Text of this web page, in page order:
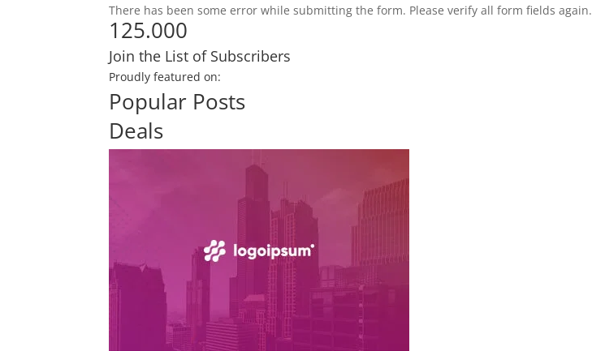
There has been some error while submitting the form. Please verify all form fields again.
125.000
Join the List of Subscribers
Proudly featured on:
Popular Posts
Deals